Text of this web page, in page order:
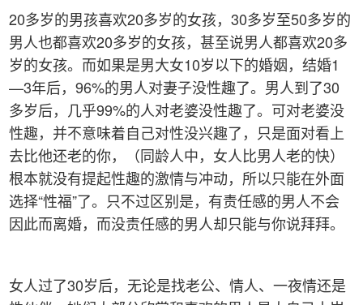
20多岁的男孩喜欢20多岁的女孩，30多岁至50多岁的
男人也都喜欢20多岁的女孩，甚至说男人都喜欢20多
岁的女孩。而如果是男大女10岁以下的婚姻，结婚1
—3年后，96%的男人对妻子没性趣了。男人到了30
多岁后，几乎99%的人对老婆没性趣了。可对老婆没
性趣，并不意味着自己对性没兴趣了，只是面对看上
去比他还老的你，（同龄人中，女人比男人老的快）
根本就没有提起性趣的激情与冲动，所以只能在外面
选择“性福”了。只不过区别是，有责任感的男人不会
因此而离婚，而没责任感的男人却只能与你说拜拜。
女人过了30岁后，无论是找老公、情人、一夜情还是